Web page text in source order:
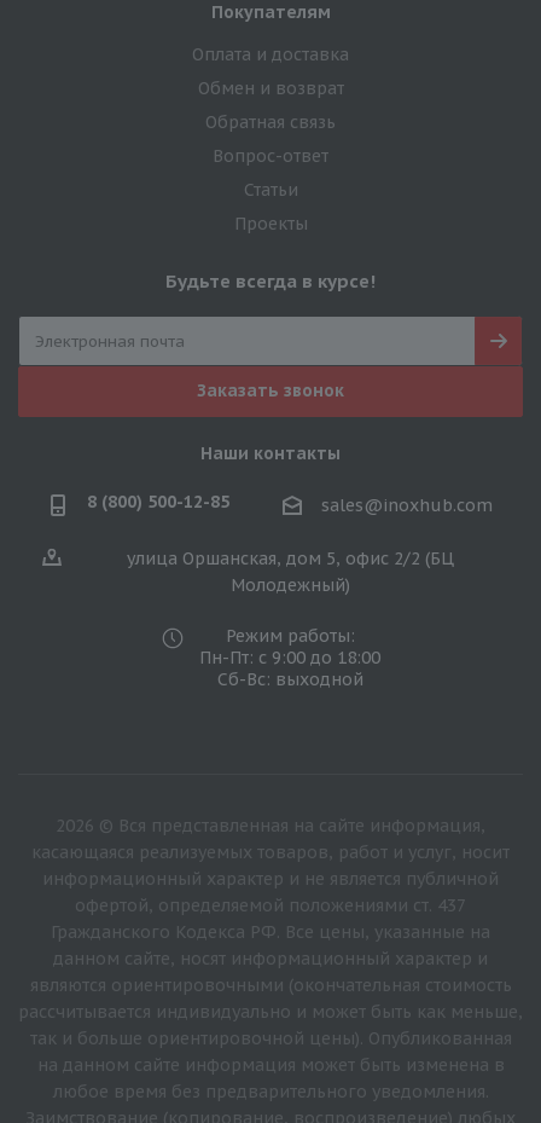
Покупателям
Оплата и доставка
Обмен и возврат
Обратная связь
Вопрос-ответ
Статьи
Проекты
Будьте всегда в курсе!
Заказать звонок
Наши контакты
8 (800) 500-12-85 sales@inoxhub.com
улица Оршанская, дом 5, офис 2/2 (БЦ
Молодежный)
Режим работы:
Пн-Пт: с 9:00 до 18:00
Сб-Вс: выходной
2026 © Вся представленная на сайте информация,
касающаяся реализуемых товаров, работ и услуг, носит
информационный характер и не является публичной
офертой, определяемой положениями ст. 437
Гражданского Кодекса РФ. Все цены, указанные на
данном сайте, носят информационный характер и
являются ориентировочными (окончательная стоимость
рассчитывается индивидуально и может быть как меньше,
так и больше ориентировочной цены). Опубликованная
на данном сайте информация может быть изменена в
любое время без предварительного уведомления.
Заимствование (копирование, воспроизведение) любых